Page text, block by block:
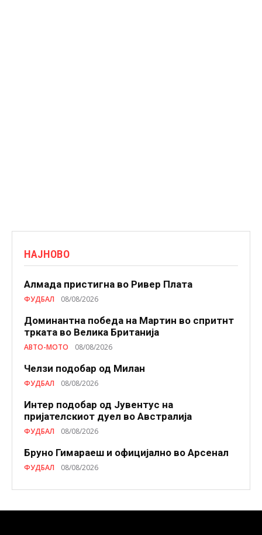
НАЈНОВО
Алмада пристигна во Ривер Плата
ФУДБАЛ 08/08/2026
Доминантна победа на Мартин во спритнт
трката во Велика Британија
АВТО-МОТО 08/08/2026
Челзи подобaр од Милан
ФУДБАЛ 08/08/2026
Интер подобар од Јувентус на
пријателскиот дуел во Австралија
ФУДБАЛ 08/08/2026
Бруно Гимараеш и официјално во Арсенал
ФУДБАЛ 08/08/2026